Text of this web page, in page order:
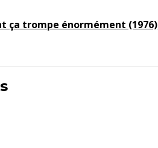
ça trompe énormément (1976)